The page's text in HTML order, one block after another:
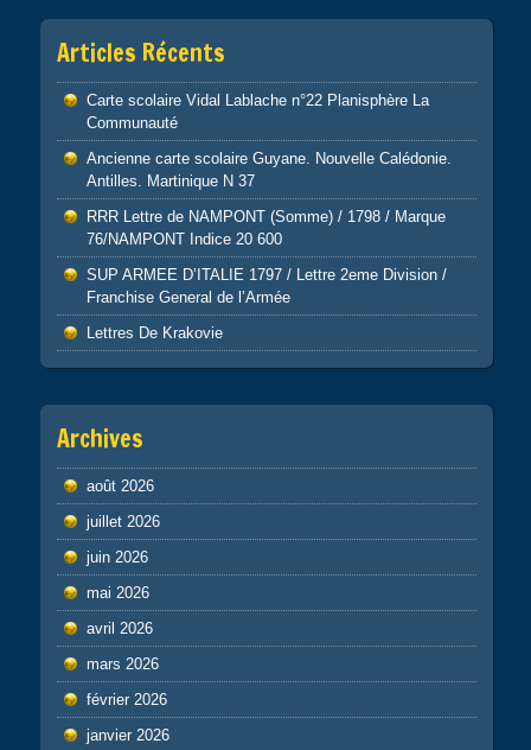
Articles Récents
Carte scolaire Vidal Lablache n°22 Planisphère La
Communauté
Ancienne carte scolaire Guyane. Nouvelle Calédonie.
Antilles. Martinique N 37
RRR Lettre de NAMPONT (Somme) / 1798 / Marque
76/NAMPONT Indice 20 600
SUP ARMEE D’ITALIE 1797 / Lettre 2eme Division /
Franchise General de l’Armée
Lettres De Krakovie
Archives
août 2026
juillet 2026
juin 2026
mai 2026
avril 2026
mars 2026
février 2026
janvier 2026